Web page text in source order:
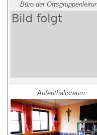
Büro der
Aufenthaltsraum